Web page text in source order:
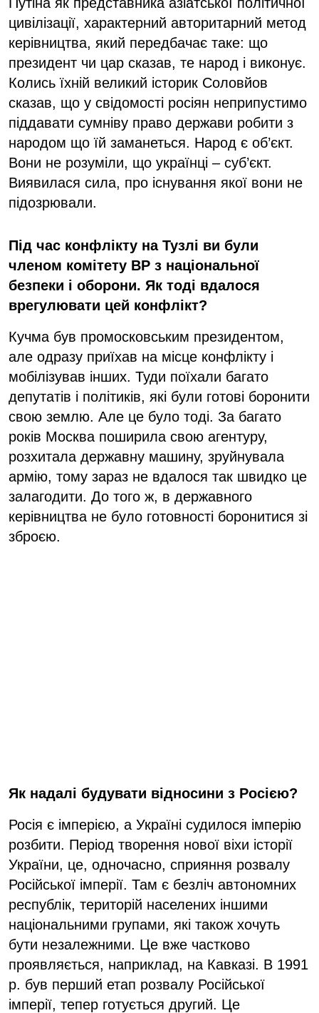
цивілізації, характерний авторитарний метод
керівництва, який передбачає таке: що
президент чи цар сказав, те народ і виконує.
Колись їхній великий історик Соловйов
сказав, що у свідомості росіян неприпустимо
піддавати сумніву право держави робити з
народом що їй заманеться. Народ є об’єкт.
Вони не розуміли, що українці – суб’єкт.
Виявилася сила, про існування якої вони не
підозрювали.
Під час конфлікту на Тузлі ви були
членом комітету ВР з національної
безпеки і оборони. Як тоді вдалося
врегулювати цей конфлікт?
Кучма був промосковським президентом,
але одразу приїхав на місце конфлікту і
мобілізував інших. Туди поїхали багато
депутатів і політиків, які були готові боронити
свою землю. Але це було тоді. За багато
років Москва поширила свою агентуру,
розхитала державну машину, зруйнувала
армію, тому зараз не вдалося так швидко це
залагодити. До того ж, в державного
керівництва не було готовності боронитися зі
зброєю.
Як надалі будувати відносини з Росією?
Росія є імперією, а Україні судилося імперію
розбити. Період творення нової віхи історії
України, це, одночасно, сприяння розвалу
Російської імперії. Там є безліч автономних
республік, територій населених іншими
національними групами, які також хочуть
бути незалежними. Це вже частково
проявляється, наприклад, на Кавказі. В 1991
р. був перший етап розвалу Російської
імперії, тепер готується другий. Це